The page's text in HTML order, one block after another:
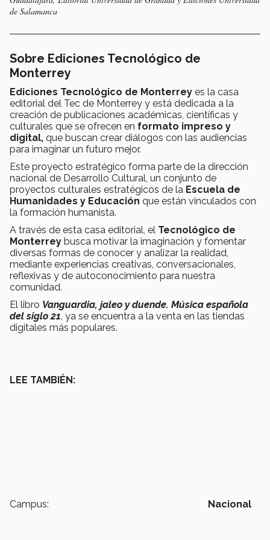
de Salamanca
Sobre Ediciones Tecnológico de
Monterrey
Ediciones Tecnológico de Monterrey es la casa
editorial del Tec de Monterrey y está dedicada a la
creación de publicaciones académicas, científicas y
culturales que se ofrecen en formato impreso y
digital, que buscan crear diálogos con las audiencias
para imaginar un futuro mejor.
Este proyecto estratégico forma parte de la dirección
nacional de Desarrollo Cultural, un conjunto de
proyectos culturales estratégicos de la Escuela de
Humanidades y Educación que están vinculados con
la formación humanista.
A través de esta casa editorial, el Tecnológico de
Monterrey busca motivar la imaginación y fomentar
diversas formas de conocer y analizar la realidad,
mediante experiencias creativas, conversacionales,
reflexivas y de autoconocimiento para nuestra
comunidad.
El libro Vanguardia, jaleo y duende. Música española
del siglo 21 , ya se encuentra a la venta en las tiendas
digitales más populares.
LEE TAMBIÉN:
Campus: Nacional